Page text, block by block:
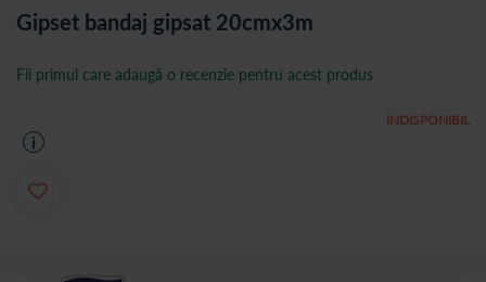
Gipset bandaj gipsat 20cmx3m
INDISPONIBIL
Fii primul care adaugă o recenzie pentru acest produs
i